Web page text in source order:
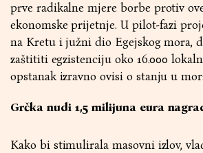
prve radikalne mjere borbe protiv
ekonomske prijetnje. U pilot-fazi
na Kretu i južni dio Egejskog mora,
zaštititi egzistenciju oko 16.000
opstanak izravno ovisi o stanju u
Grčka nudi 1,5 milijuna eura
Kako bi stimulirala masovni izlov,